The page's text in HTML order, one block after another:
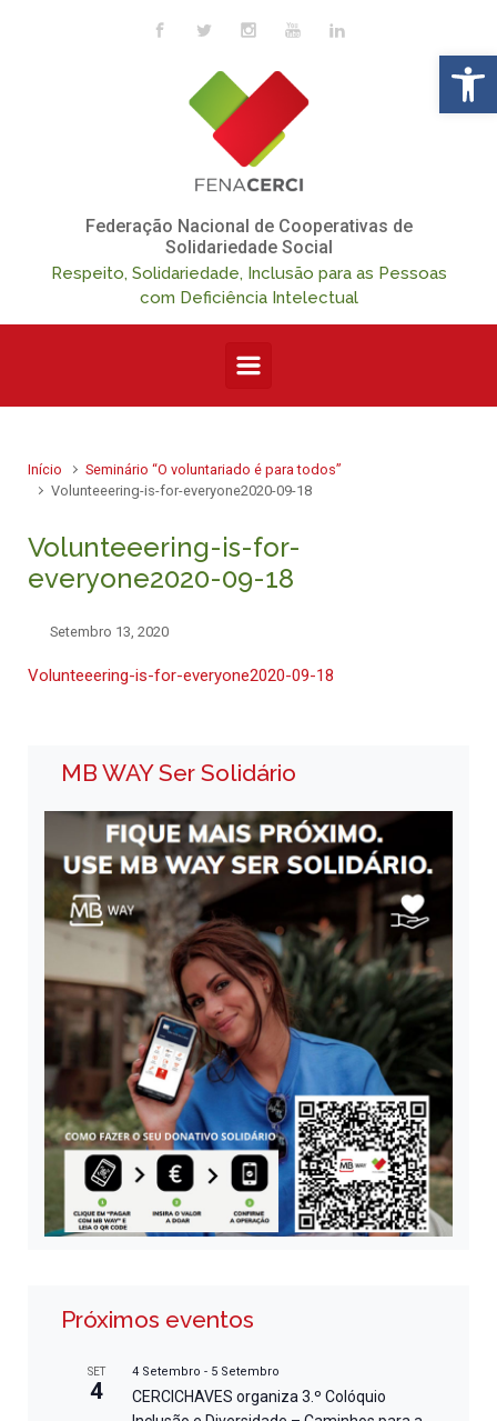
Skip to main content
Federação Nacional de Cooperativas de
Solidariedade Social
Respeito, Solidariedade, Inclusão para as Pessoas
com Deficiência Intelectual
Início
Seminário “O voluntariado é para todos”
Volunteeering-is-for-everyone2020-09-18
Volunteeering-is-for-
everyone2020-09-18
Setembro 13, 2020
Volunteeering-is-for-everyone2020-09-18
MB WAY Ser Solidário
Próximos eventos
SET
4
4 Setembro - 5 Setembro
CERCICHAVES organiza 3.º Colóquio